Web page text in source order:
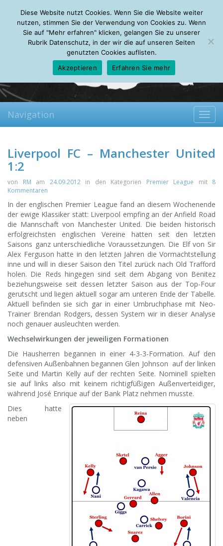
Friday, 07.08.2026
Mein Account
About Autoren Leseempfehlungen FAQ
Navigation
Liverpool FC – Manchester United
1:2
von RM am 24.09.2012in den Kategorien Premier League mit 8
Kommentaren
In der englischen Premier League fand an diesem Wochenende
der ewige Klassiker statt: Liverpool empfing an der Anfield Road
die Mannschaft von Manchester United. Die beiden historisch
erfolgreichsten englischen Vereine hatten seit den letzten
Saisons ganz unterschiedliche Voraussetzungen. Die Elf von Sir
Alex Ferguson hatte in den letzten Jahren die Vormachtstellung
inne und will in dieser Saison den Titel zurück nach Old Trafford
holen. Die Reds hingegen sind seit dem Abgang von Benitez
beziehungsweise seit dessen letzter Saison aus der Top-Four
gerutscht und liegen aktuell sogar am unteren Ende der Tabelle.
Aktuell befinden sie sich gar in einer Umbruchphase mit Neo-
Trainer Brendan Rodgers, dessen System wir in dieser Analyse
noch genauer ausleuchten werden.
Wechselwirkungen der jeweiligen Formationen
Die Hausherren begannen in einer 4-3-3-Formation. Auf den
defensiven Außenbahnen begannen Glen Johnson auf der linken
Seite und Martin Kelly auf der rechten Seite. Nominell spielten
sie auf links also mit keinem richtigfüßigen Außenverteidiger,
während José Enrique auf der Bank Platz nehmen musste.
Dies hatte
neben
Diese Website nutzt Cookies. Wenn Sie die Website weiter
nutzen, stimmen Sie der Verwendung von Cookies zu. Wenn
Sie auf "Mehr erfahren" klicken, gelangen Sie zu unserer
Rubrik Datenschutz, in der wir die auf unseren Seiten
genutzten Cookies auflisten.
Akzeptieren
Erfahren Sie mehr